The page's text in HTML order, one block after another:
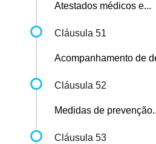
Atestados médicos e...
Cláusula 51
Acompanhamento de
Cláusula 52
Medidas de
Cláusula 53